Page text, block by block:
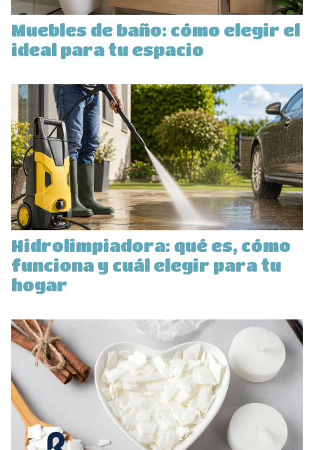
Muebles de baño: cómo elegir el
ideal para tu espacio
Hidrolimpiadora: qué es, cómo
funciona y cuál elegir para tu
hogar